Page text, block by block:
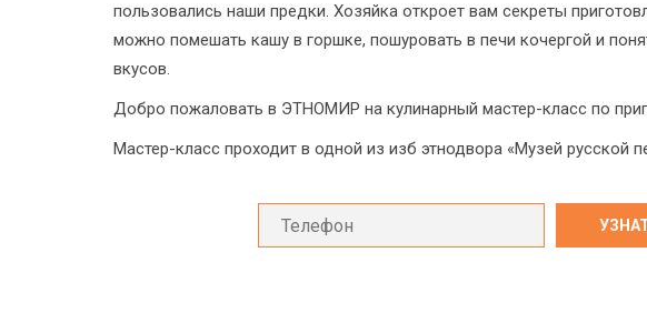
пользовались наши предки. Хозяйка откроет вам секреты
можно помешать кашу в горшке, пошуровать в печи кочергой и
вкусов.
Добро пожаловать в ЭТНОМИР на кулинарный мастер-класс по
Мастер-класс проходит в одной из изб этнодвора «Музей русской